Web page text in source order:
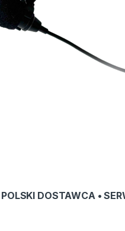
POLSKI DOSTAWCA •